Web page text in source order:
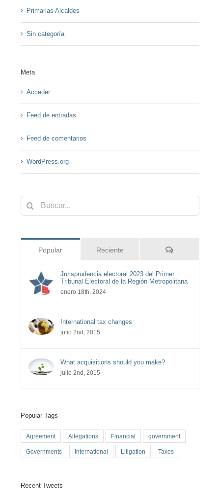
Primarias Alcaldes
Sin categoría
Meta
Acceder
Feed de entradas
Feed de comentarios
WordPress.org
Buscar:
Popular Reciente Comentarios
Jurisprudencia electoral 2023 del Primer
Tribunal Electoral de la Región Metropolitana
enero 18th, 2024
International tax changes
julio 2nd, 2015
What acquisitions should you make?
julio 2nd, 2015
Popular Tags
Agreement Allegations Financial government
Governments International Litigation Taxes
Recent Tweets